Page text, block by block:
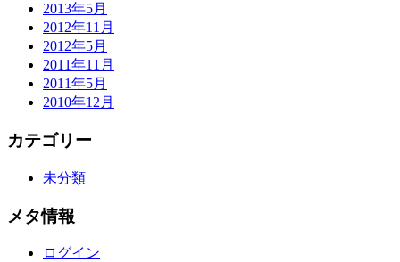
2013年5月
2012年11月
2012年5月
2011年11月
2011年5月
2010年12月
カテゴリー
未分類
メタ情報
ログイン